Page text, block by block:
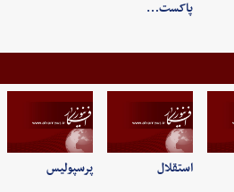
پاکست…
استقلال پرسپولیس